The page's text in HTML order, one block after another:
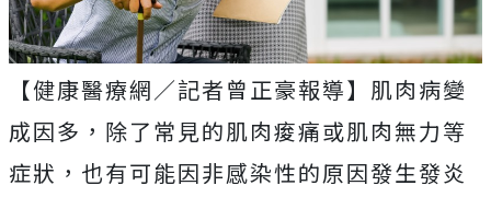
【健康醫療網／記者曾正豪報導】肌肉病變
成因多，除了常見的肌肉痠痛或肌肉無力等
症狀，也有可能因非感染性的原因發生發炎